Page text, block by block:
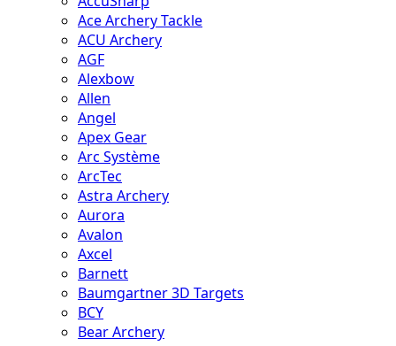
Ace Archery Tackle
ACU Archery
AGF
Alexbow
Allen
Angel
Apex Gear
Arc Système
ArcTec
Astra Archery
Aurora
Avalon
Axcel
Barnett
Baumgartner 3D Targets
BCY
Bear Archery